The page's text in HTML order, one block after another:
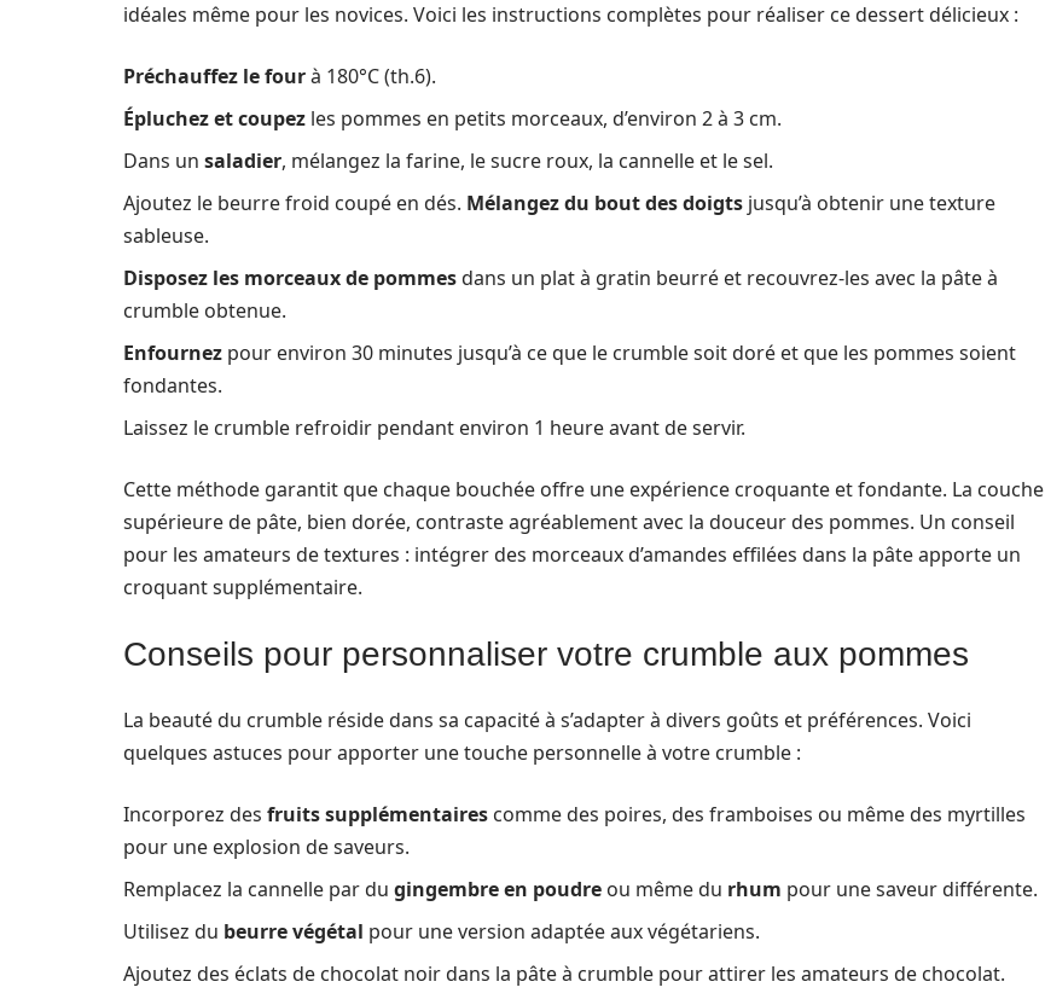
idéales même pour les novices. Voici les instructions complètes pour réaliser ce dessert délicieux :
Préchauffez le fourà 180°C (th.6).
Épluchez et coupez les pommes en petits morceaux, d’environ 2 à 3 cm.
Dans un saladier, mélangez la farine, le sucre roux, la cannelle et le sel.
Ajoutez le beurre froid coupé en dés. Mélangez du bout des doigts jusqu’à obtenir une texture
sableuse.
Disposez les morceaux de pommesdans un plat à gratin beurré et recouvrez-les avec la pâte à
crumble obtenue.
Enfournez pour environ 30 minutes jusqu’à ce que le crumble soit doré et que les pommes soient
fondantes.
Laissez le crumble refroidir pendant environ 1 heure avant de servir.
Cette méthode garantit que chaque bouchée offre une expérience croquante et fondante. La couche
supérieure de pâte, bien dorée, contraste agréablement avec la douceur des pommes. Un conseil
pour les amateurs de textures : intégrer des morceaux d’amandes effilées dans la pâte apporte un
croquant supplémentaire.
Conseils pour personnaliser votre crumble aux pommes
La beauté du crumble réside dans sa capacité à s’adapter à divers goûts et préférences. Voici
quelques astuces pour apporter une touche personnelle à votre crumble :
Incorporez des fruits supplémentaires comme des poires, des framboises ou même des myrtilles
pour une explosion de saveurs.
Remplacez la cannelle par du gingembre en poudre ou même du rhum pour une saveur différente.
Utilisez du beurre végétal pour une version adaptée aux végétariens.
Ajoutez des éclats de chocolat noir dans la pâte à crumble pour attirer les amateurs de chocolat.